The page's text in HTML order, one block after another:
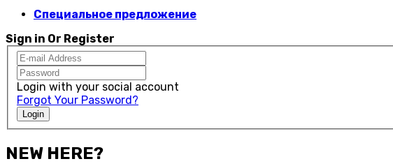
Специальное предложение
Sign in Or Register
Login with your social account
Forgot Your Password?
Login
NEW HERE?